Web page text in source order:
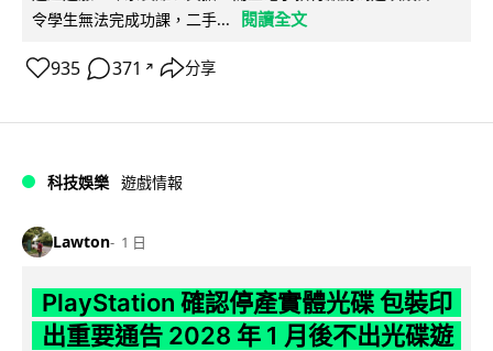
令學生無法完成功課，二手...
閱讀全文
935 371 ↗ 分享
科技娛樂 遊戲情報
Lawton 1 日
PlayStation 確認停產實體光碟 包裝印
出重要通告 2028 年 1 月後不出光碟遊